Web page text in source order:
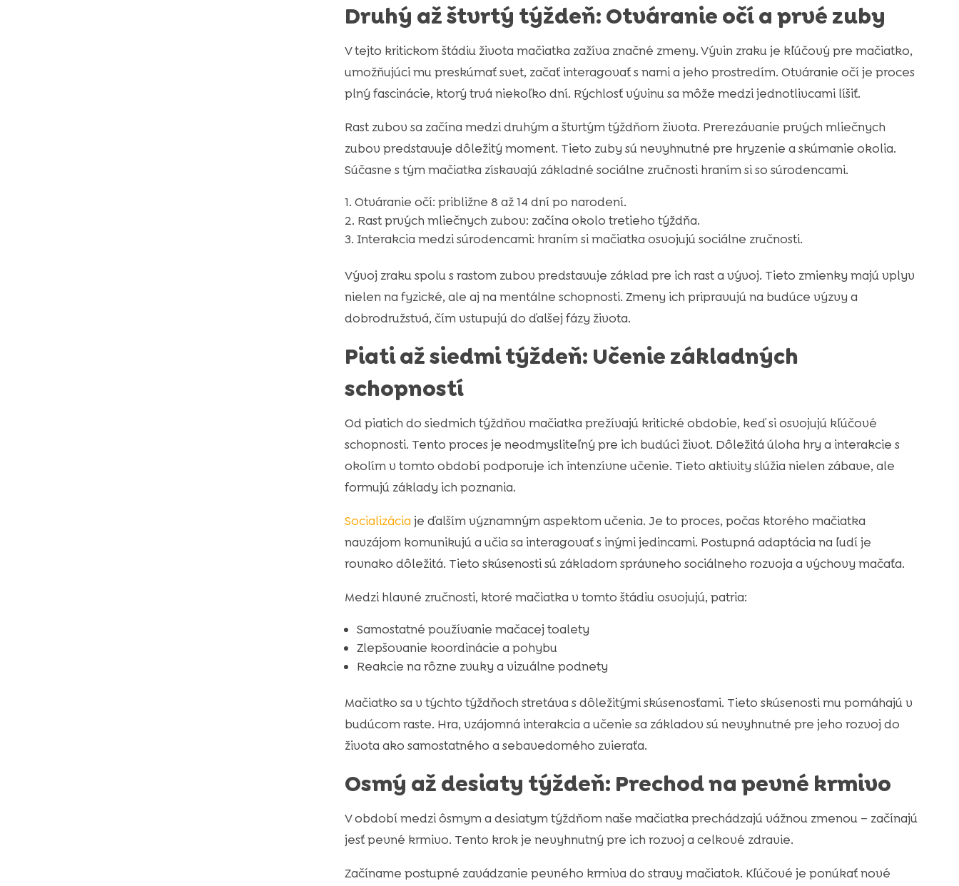
Druhý až štvrtý týždeň: Otváranie očí a prvé zuby
V tejto kritickom štádiu života mačiatka zažíva značné zmeny. Vývin zraku je kľúčový pre mačiatko,
umožňujúci mu preskúmať svet, začať interagovať s nami a jeho prostredím. Otváranie očí je proces
plný fascinácie, ktorý trvá niekoľko dní. Rýchlosť vývinu sa môže medzi jednotlivcami líšiť.
Rast zubov sa začína medzi druhým a štvrtým týždňom života. Prerezávanie prvých mliečnych
zubov predstavuje dôležitý moment. Tieto zuby sú nevyhnutné pre hryzenie a skúmanie okolia.
Súčasne s tým mačiatka získavajú základné sociálne zručnosti hraním si so súrodencami.
Otváranie očí: približne 8 až 14 dní po narodení.
Rast prvých mliečnych zubov: začína okolo tretieho týždňa.
Interakcia medzi súrodencami: hraním si mačiatka osvojujú sociálne zručnosti.
Vývoj zraku spolu s rastom zubov predstavuje základ pre ich rast a vývoj. Tieto zmienky majú vplyv
nielen na fyzické, ale aj na mentálne schopnosti. Zmeny ich pripravujú na budúce výzvy a
dobrodružstvá, čím vstupujú do ďalšej fázy života.
Piati až siedmi týždeň: Učenie základných
schopností
Od piatich do siedmich týždňov mačiatka prežívajú kritické obdobie, keď si osvojujú kľúčové
schopnosti. Tento proces je neodmysliteľný pre ich budúci život. Dôležitá úloha hry a interakcie s
okolím v tomto období podporuje ich intenzívne učenie. Tieto aktivity slúžia nielen zábave, ale
formujú základy ich poznania.
Socializácia je ďalším významným aspektom učenia. Je to proces, počas ktorého mačiatka
navzájom komunikujú a učia sa interagovať s inými jedincami. Postupná adaptácia na ľudí je
rovnako dôležitá. Tieto skúsenosti sú základom správneho sociálneho rozvoja a výchovy mačaťa.
Medzi hlavné zručnosti, ktoré mačiatka v tomto štádiu osvojujú, patria:
Samostatné používanie mačacej toalety
Zlepšovanie koordinácie a pohybu
Reakcie na rôzne zvuky a vizuálne podnety
Mačiatko sa v týchto týždňoch stretáva s dôležitými skúsenosťami. Tieto skúsenosti mu pomáhajú v
budúcom raste. Hra, vzájomná interakcia a učenie sa základov sú nevyhnutné pre jeho rozvoj do
života ako samostatného a sebavedomého zvieraťa.
Osmý až desiaty týždeň: Prechod na pevné krmivo
V období medzi ôsmym a desiatym týždňom naše mačiatka prechádzajú vážnou zmenou – začínajú
jesť pevné krmivo. Tento krok je nevyhnutný pre ich rozvoj a celkové zdravie.
Začíname postupné zavádzanie pevného krmiva do stravy mačiatok. Kľúčové je ponúkať nové